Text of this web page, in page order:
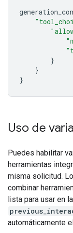
}
}
}
Uso de
Puedes habilitar
herramientas
misma solicitud.
combinar
lista para usar en
automáticamente